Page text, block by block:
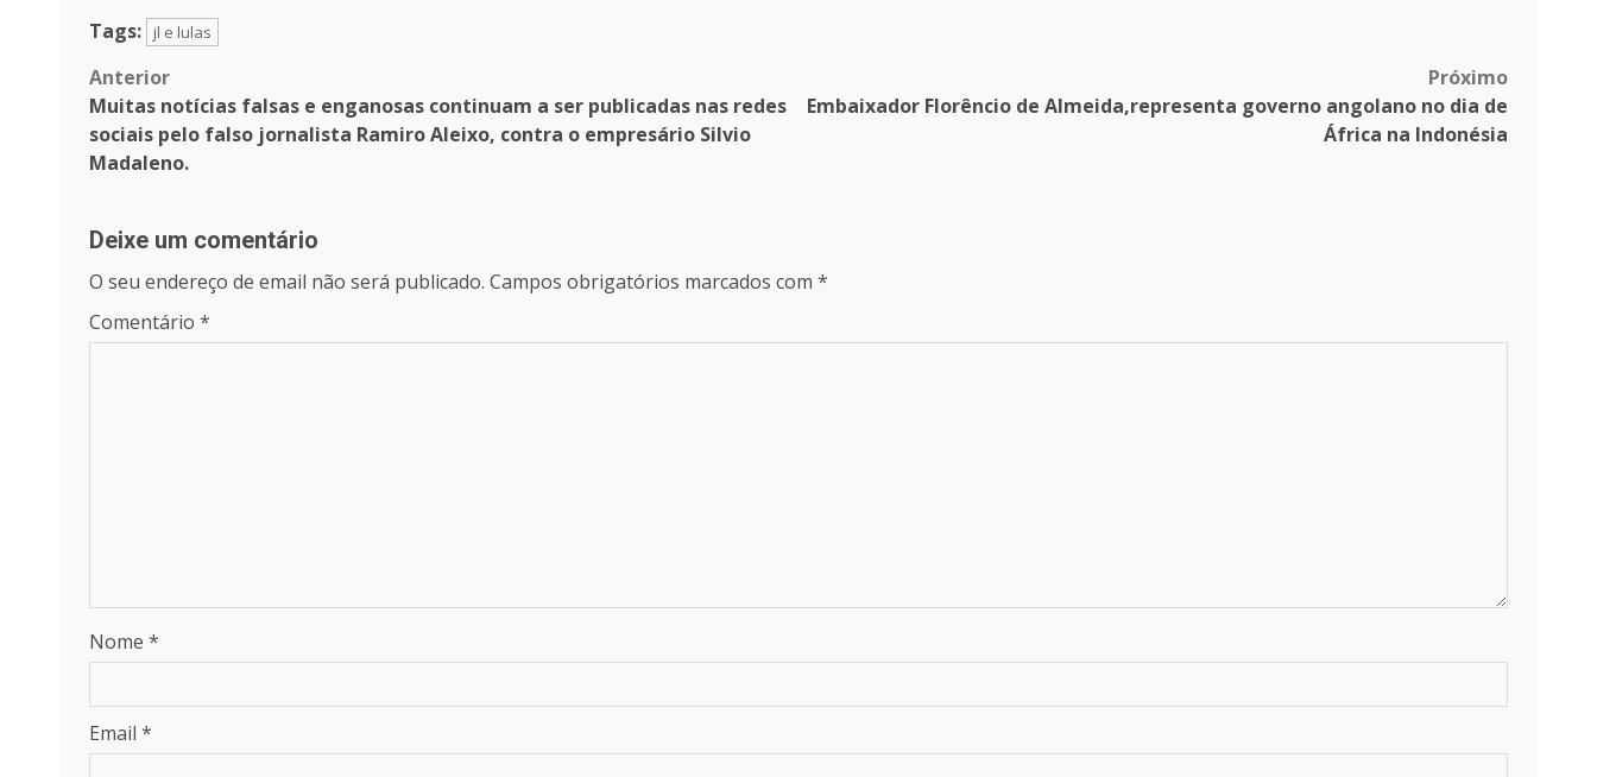
Tags:
jl e lulas
Post
navigation
Anterior
Muitas notícias falsas e enganosas continuam a ser publicadas nas redes
sociais pelo falso jornalista Ramiro Aleixo, contra o empresário Silvio
Madaleno.
Próximo
Embaixador Florêncio de Almeida,representa governo angolano no dia de
África na Indonésia
Deixe um comentário
O seu endereço de email não será publicado. Campos obrigatórios marcados com *
Comentário *
Nome *
Email *